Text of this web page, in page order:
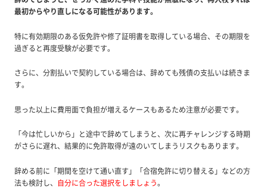
最初からやり直しになる可能性があります。
特に有効期限のある仮免許や修了証明書を取得している場合、その期限を
過ぎると再度受験が必要です。
さらに、分割払いで契約している場合は、辞めても残債の支払いは続きま
す。
思った以上に費用面で負担が増えるケースもあるため注意が必要です。
「今は忙しいから」と途中で辞めてしまうと、次に再チャレンジする時期
がさらに遅れ、結果的に免許取得が遠のいてしまうリスクもあります。
辞める前に「期間を空けて通い直す」「合宿免許に切り替える」などの方
法も検討し、 自分に合った選択をしましょう。